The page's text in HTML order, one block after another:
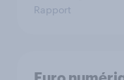
Rapport